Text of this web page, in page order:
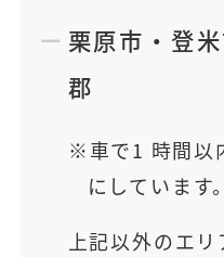
栗原市 ・ 登
郡
車で1 時間以
にしています。
上記以外のエ